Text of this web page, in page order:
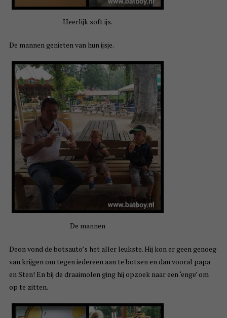
Heerlijk soft ijs.
De mannen genieten van hun ijsje.
De mannen
Deon vond de botsauto’s het aller leukste. Hij kon er geen genoeg
van krijgen om tegen iedereen aan te botsen en dan vooral papa
en Sten! En bij de draaimolen ging hij opzoek naar een ‘enge’ om
op te zitten.